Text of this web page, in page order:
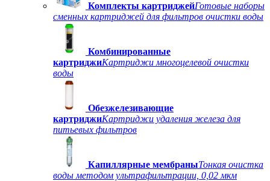
Комплекты картриджейГотовые наборы
сменных картриджей для фильтров очистки воды
Комбинированные
картриджиКартриджи многоцелевой очистки
воды
Обезжелезивающие
картриджиКартриджи удаления железа для
питьевых фильтров
Капиллярные мембраныТонкая очистка
воды методом ультрафильтрации, 0,02 мкм